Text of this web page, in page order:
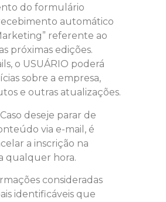
do formulário
automático
referente ao
próximas edições.
o USUÁRIO poderá
sobre a empresa,
e outras atualizações.
deseje parar de
via e-mail, é
a inscrição na
qualquer hora.
consideradas
identificáveis que